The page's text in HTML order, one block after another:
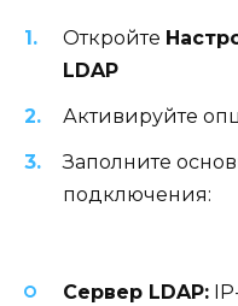
Откройте
LDAP
Активируйте
Заполните
подключения:
Сервер LDAP: